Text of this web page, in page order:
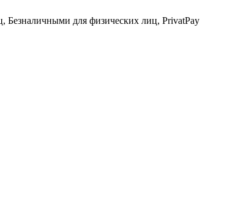
Безналичными для физических лиц, PrivatPay